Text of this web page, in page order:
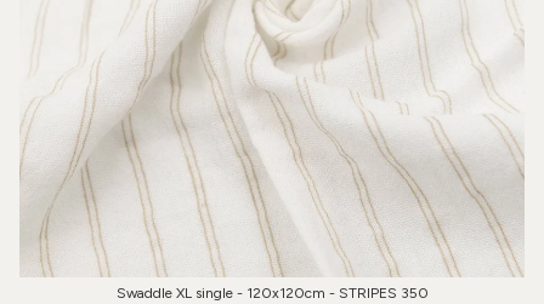
Swaddle XL single - 120x120cm - STRIPES 350